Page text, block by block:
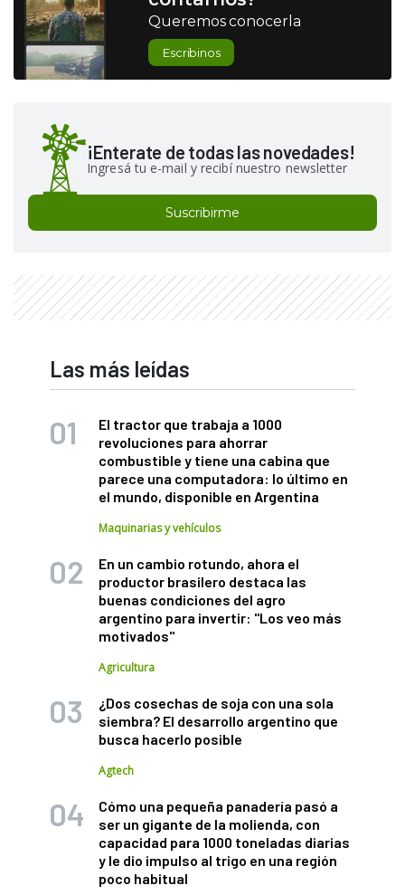
Queremos conocerla
Escribinos
¡Enterate de todas las novedades!
Ingresá tu e-mail y recibí nuestro newsletter
Suscribirme
Las más leídas
El tractor que trabaja a 1000
revoluciones para ahorrar
combustible y tiene una cabina que
parece una computadora: lo último en
el mundo, disponible en Argentina
Maquinarias y vehículos
En un cambio rotundo, ahora el
productor brasilero destaca las
buenas condiciones del agro
argentino para invertir: "Los veo más
motivados"
Agricultura
¿Dos cosechas de soja con una sola
siembra? El desarrollo argentino que
busca hacerlo posible
Agtech
Cómo una pequeña panadería pasó a
ser un gigante de la molienda, con
capacidad para 1000 toneladas diarias
y le dio impulso al trigo en una región
poco habitual